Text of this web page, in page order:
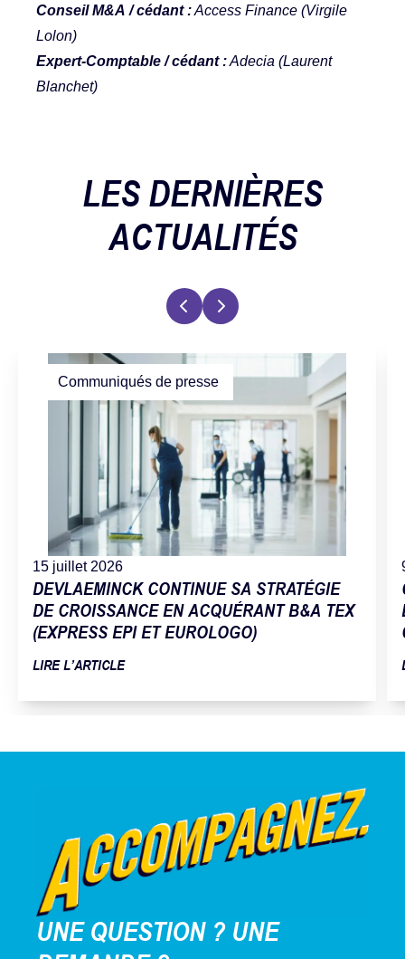
Conseil M&A / cédant :Access Finance (Virgile
Lolon)
Expert-Comptable / cédant :Adecia (Laurent
Blanchet)
LES DERNIÈRES
ACTUALITÉS
Communiqués de presse
15 juillet 2026
DEVLAEMINCK CONTINUE SA STRATÉGIE
DE CROISSANCE EN ACQUÉRANT B&A TEX
(EXPRESS EPI ET EUROLOGO)
LIRE L’ARTICLE
UNE QUESTION ? UNE